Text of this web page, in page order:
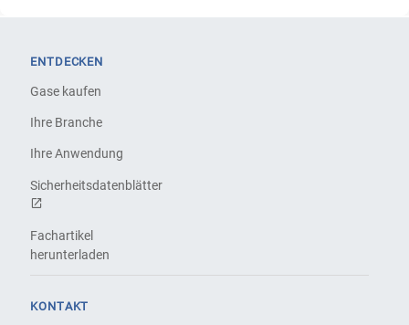
ENTDECKEN
Gase kaufen
Ihre Branche
Ihre Anwendung
Sicherheitsdatenblätter
Fachartikel
herunterladen
KONTAKT